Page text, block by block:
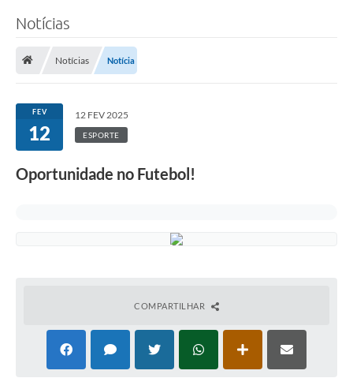
Notícias
Notícias Notícia
FEV
12
12 FEV 2025
ESPORTE
Oportunidade no Futebol!
COMPARTILHAR